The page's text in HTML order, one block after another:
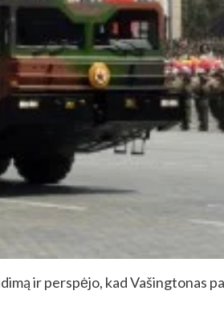
ir perspėjo, kad Vašingtonas